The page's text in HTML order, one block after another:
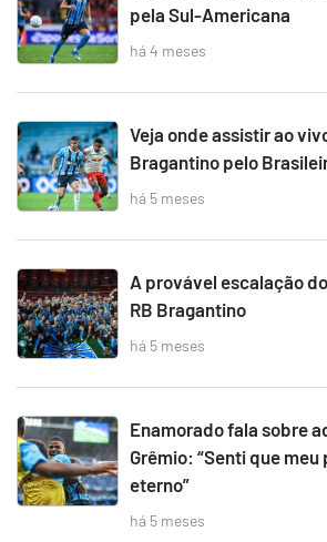
pela Sul-Americana
há 4 meses
Veja onde assistir ao
Bragantino pelo
há 5 meses
A provável escalação
RB Bragantino
há 5 meses
Enamorado fala sobre
Grêmio: “Senti que
eterno”
há 5 meses